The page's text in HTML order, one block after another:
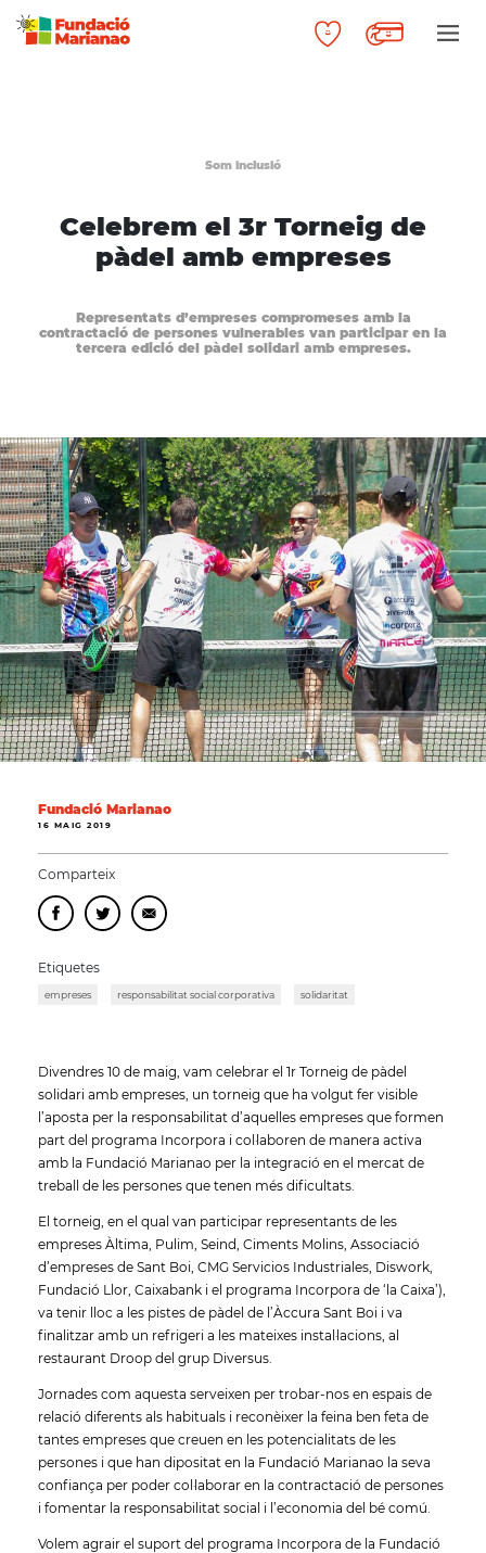
Som inclusió
Celebrem el 3r Torneig de
pàdel amb empreses
Representats d’empreses compromeses amb la
contractació de persones vulnerables van participar en la
tercera edició del pàdel solidari amb empreses.
Fundació Marianao
16 MAIG 2019
Comparteix
Etiquetes
empreses responsabilitat social corporativa solidaritat
Divendres 10 de maig, vam celebrar el 1r Torneig de pàdel
solidari amb empreses, un torneig que ha volgut fer visible
l’aposta per la responsabilitat d’aquelles empreses que formen
part del programa Incorpora i col·laboren de manera activa
amb la Fundació Marianao per la integració en el mercat de
treball de les persones que tenen més dificultats.
El torneig, en el qual van participar representants de les
empreses Àltima, Pulim, Seind, Ciments Molins, Associació
d’empreses de Sant Boi, CMG Servicios Industriales, Diswork,
Fundació Llor, Caixabank i el programa Incorpora de ‘la Caixa’),
va tenir lloc a les pistes de pàdel de l’Àccura Sant Boi i va
finalitzar amb un refrigeri a les mateixes instal·lacions, al
restaurant Droop del grup Diversus.
Jornades com aquesta serveixen per trobar-nos en espais de
relació diferents als habituals i reconèixer la feina ben feta de
tantes empreses que creuen en les potencialitats de les
persones i que han dipositat en la Fundació Marianao la seva
confiança per poder col·laborar en la contractació de persones
i fomentar la responsabilitat social i l’economia del bé comú.
Volem agrair el suport del programa Incorpora de la Fundació